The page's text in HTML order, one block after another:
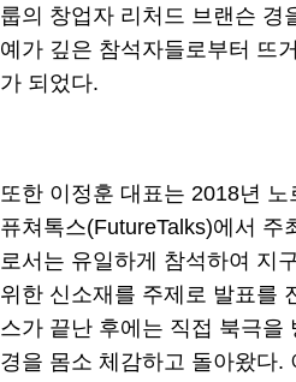
룹의 창업자 리처드 브랜슨 경
예가 깊은 참석자들로부터 뜨
가 되었다.
또한 이정훈 대표는 2018년 노
퓨쳐톡스(FutureTalks)에서 주
로서는 유일하게 참석하여 지
위한 신소재를 주제로 발표를
스가 끝난 후에는 직접 북극을
경을 몸소 체감하고 돌아왔다.